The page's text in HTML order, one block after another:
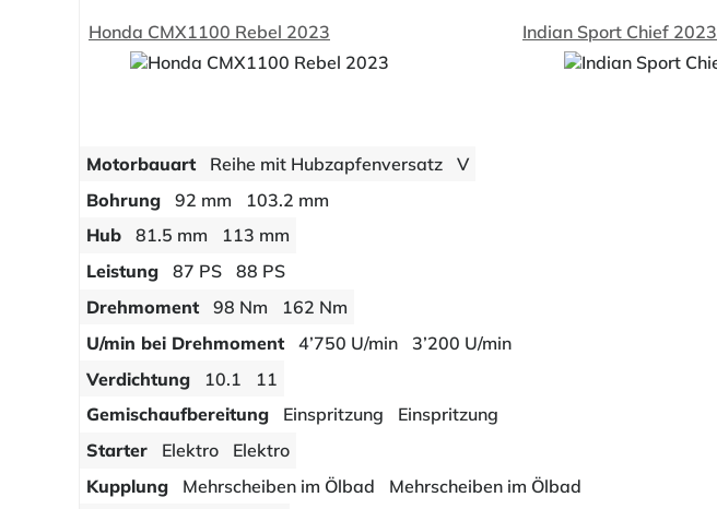
Honda CMX1100 Rebel 2023 Indian Sport Chief 2023
Motorbauart
Reihe mit Hubzapfenversatz
V
Bohrung
92 mm
103.2 mm
Hub
81.5 mm
113 mm
Leistung
87 PS
88 PS
Drehmoment
98 Nm
162 Nm
U/min bei Drehmoment
4’750 U/min
3’200 U/min
Verdichtung
10.1
11
Gemischaufbereitung
Einspritzung
Einspritzung
Starter
Elektro
Elektro
Kupplung
Mehrscheiben im Ölbad
Mehrscheiben im Ölbad